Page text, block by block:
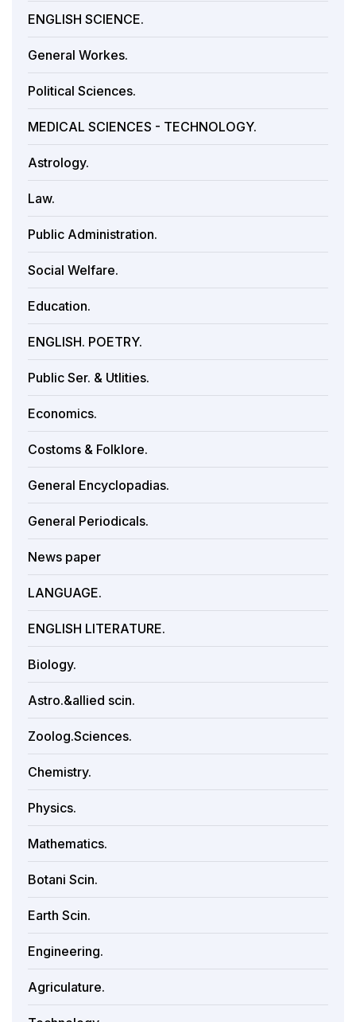
ENGLISH SCIENCE.
General Workes.
Political Sciences.
MEDICAL SCIENCES - TECHNOLOGY.
Astrology.
Law.
Public Administration.
Social Welfare.
Education.
ENGLISH. POETRY.
Public Ser. & Utlities.
Economics.
Costoms & Folklore.
General Encyclopadias.
General Periodicals.
News paper
LANGUAGE.
ENGLISH LITERATURE.
Biology.
Astro.&allied scin.
Zoolog.Sciences.
Chemistry.
Physics.
Mathematics.
Botani Scin.
Earth Scin.
Engineering.
Agriculature.